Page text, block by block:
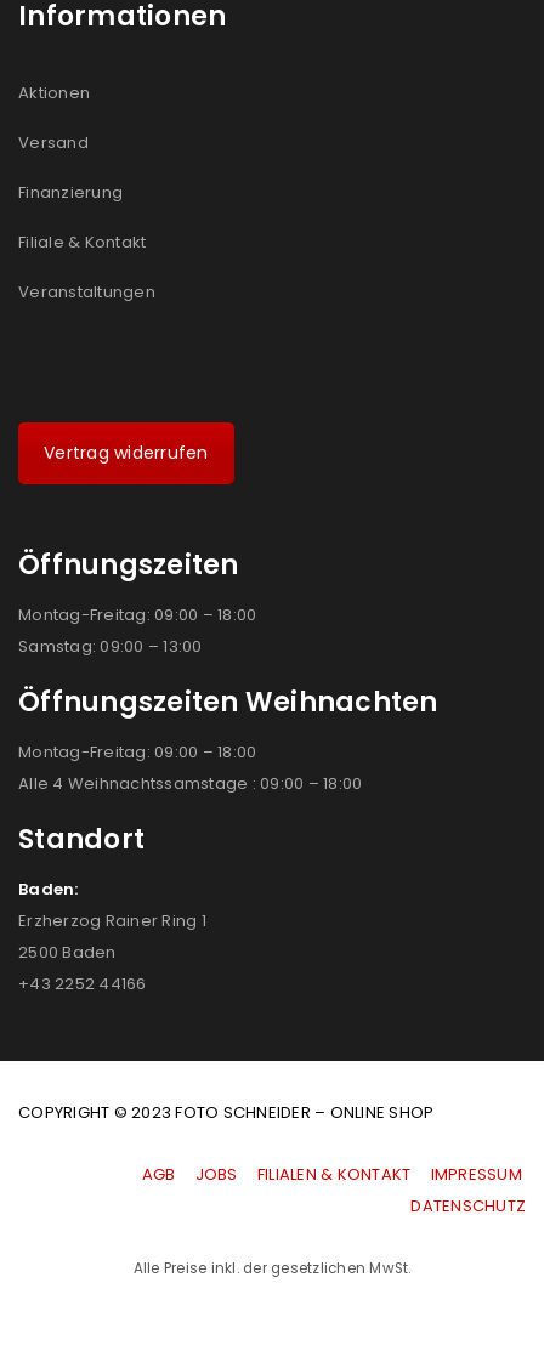
Informationen
Aktionen
Versand
Finanzierung
Filiale & Kontakt
Veranstaltungen
Vertrag widerrufen
Öffnungszeiten
Montag-Freitag: 09:00 – 18:00
Samstag: 09:00 – 13:00
Öffnungszeiten Weihnachten
Montag-Freitag: 09:00 – 18:00
Alle 4 Weihnachtssamstage : 09:00 – 18:00
Standort
Baden:
Erzherzog Rainer Ring 1
2500 Baden
+43 2252 44166
COPYRIGHT © 2023 FOTO SCHNEIDER – ONLINE SHOP
AGB JOBS FILIALEN & KONTAKT
IMPRESSUM
|DATENSCHUTZ
Alle Preise inkl. der gesetzlichen MwSt.